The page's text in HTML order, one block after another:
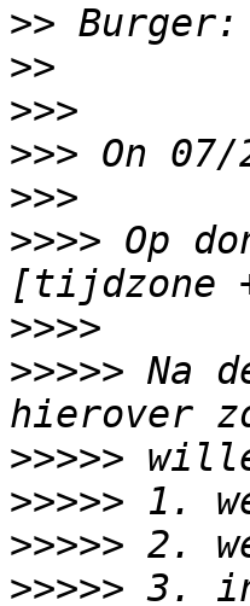
>>
>>
>>>
>>>
>>>
>>>> Op
>>>>
>>>>> Na
>>>>>
>>>>>
>>>>>
>>>>> 3.